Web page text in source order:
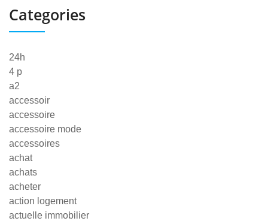
Categories
24h
4 p
a2
accessoir
accessoire
accessoire mode
accessoires
achat
achats
acheter
action logement
actuelle immobilier